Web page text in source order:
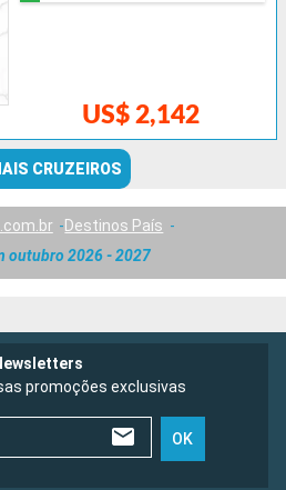
US$ 2,142
CRUZEIROS
Destinos País
outubro 2026 - 2027
promoções exclusivas
OK